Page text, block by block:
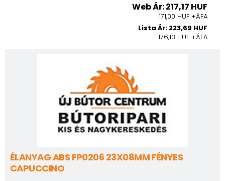
Web Ár: 217,17 HUF
171,00 HUF +ÁFA
Lista Ár: 223,69 HUF
176,13 HUF +ÁFA
ÉLANYAG ABS FP0206 23X08MM FÉNYES
CAPUCCINO